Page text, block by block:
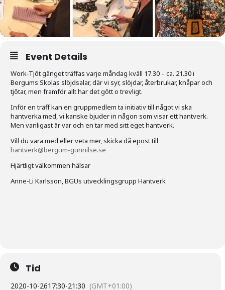
Event Details
Work-Tjôt gänget träffas varje måndag kväll 17.30 – ca. 21.30 i
Bergums Skolas slöjdsalar, där vi syr, slöjdar, återbrukar, knåpar och
tjôtar, men framför allt har det gôtt o trevligt.
Inför en träff kan en gruppmedlem ta initiativ till något vi ska
hantverka med, vi kanske bjuder in någon som visar ett hantverk.
Men vanligast är var och en tar med sitt eget hantverk.
Vill du vara med eller veta mer, skicka då epost till
hantverk@bergum-gunnilse.se
Hjärtligt välkommen hälsar
Anne-Li Karlsson, BGUs utvecklingsgrupp Hantverk
Tid
2020-10-2617:30-21:30 (GMT+01:00)